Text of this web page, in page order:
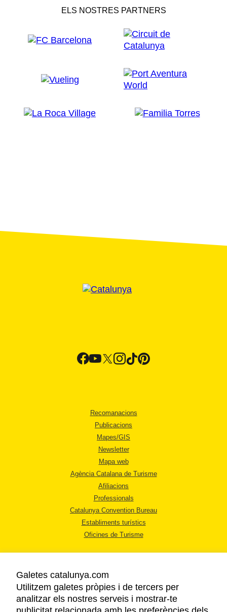
ELS NOSTRES PARTNERS
Recomanacions
Publicacions
Mapes/GIS
Newsletter
Mapa web
Agència Catalana de Turisme
Afiliacions
Professionals
Catalunya Convention Bureau
Establiments turístics
Oficines de Turisme
AVÍS LEGAL
Galetes catalunya.com
Utilitzem galetes pròpies i de tercers per
analitzar els nostres serveis i mostrar-te